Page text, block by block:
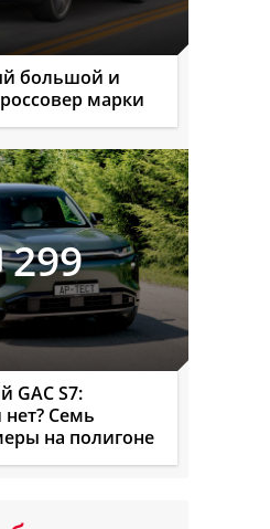
большой и
марки
299
GAC S7:
Семь
на полигоне